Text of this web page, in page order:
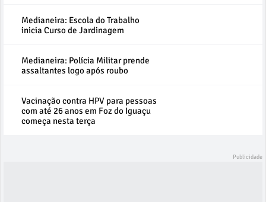
Medianeira: Escola do Trabalho
inicia Curso de Jardinagem
Medianeira: Polícia Militar prende
assaltantes logo após roubo
Vacinação contra HPV para pessoas
com até 26 anos em Foz do Iguaçu
começa nesta terça